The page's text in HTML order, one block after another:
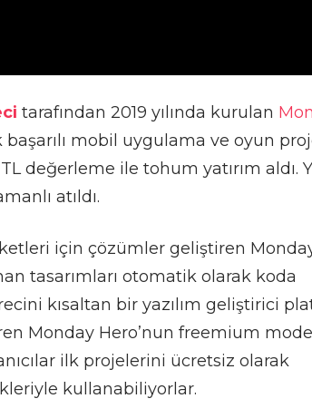
tarafından 2019 yılında kurulan
başarılı mobil uygulama ve oyun
değerleme ile tohum yatırım aldı.
atıldı.
için çözümler geliştiren
tasarımları otomatik olarak koda
kısaltan bir yazılım geliştirici
Monday Hero’nun freemium
ilk projelerini ücretsiz olarak
kullanabiliyorlar.